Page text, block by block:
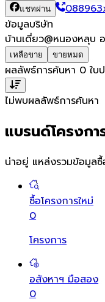
แชทผ่าน
ข้อมูลบริษัท
บ้านเดี่ยว@หนองหลุบ
เหลือขาย ขายหมด
ผลลัพธ์การค้นหา 0 ใบ
ไม่พบผลลัพธ์การค้นหา
แบรนด์โครงก
น่าอยู่ แหล่งรวมข้อมูล
ซื้อโครงการใหม่
0
โครงการ
อสังหาฯ มือสอง
0